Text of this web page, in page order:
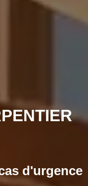
d'urgence